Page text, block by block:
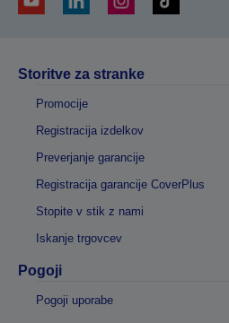
Storitve za stranke
Promocije
Registracija izdelkov
Preverjanje garancije
Registracija garancije CoverPlus
Stopite v stik z nami
Iskanje trgovcev
Pogoji
Pogoji uporabe